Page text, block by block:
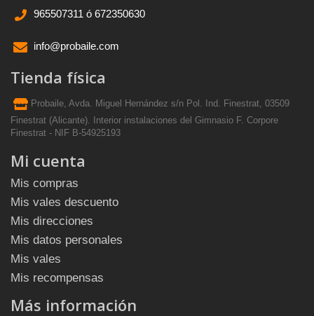
965507311 ó 672350630
info@probaile.com
Tienda física
Probaile, Avda. Miguel Hernández s/n Pol. Ind. Finestrat, 03509
Finestrat (Alicante). Interior instalaciones del Gimnasio F. Corpore
Finestrat - NIF B-54925193
Mi cuenta
Mis compras
Mis vales descuento
Mis direcciones
Mis datos personales
Mis vales
Mis recompensas
Más información